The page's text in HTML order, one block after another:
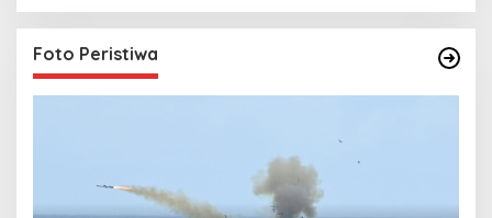
Foto Peristiwa